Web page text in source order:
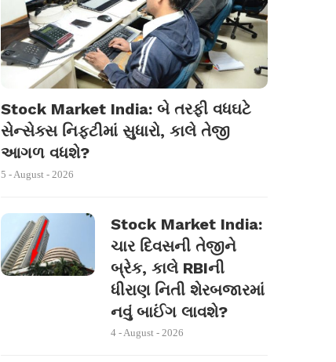
Stock Market India: બે તરફી વધઘટે
સેન્સેક્સ નિફ્ટીમાં સુધારો, કાલે તેજી
આગળ વધશે?
5 - August - 2026
Stock Market India:
ચાર દિવસની તેજીને
બ્રેક, કાલે RBIની
ધીરાણ નિતી શેરબજારમાં
નવું બાઈંગ લાવશે?
4 - August - 2026